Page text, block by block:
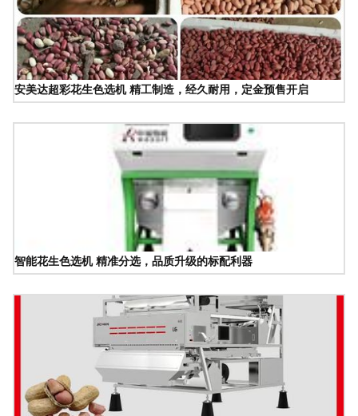
安美达超彩花生色选机 精工制造，经久耐用，定金预售开启
智能花生色选机 精准分选，品质升级的标配利器